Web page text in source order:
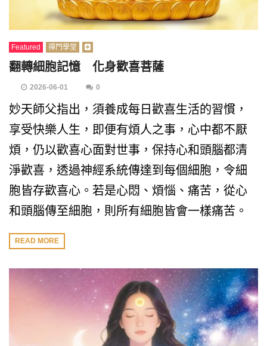
Featured 禪門學堂
翻轉細胞記憶 化身歡喜菩薩
2026-06-01 0
妙天師父指出，須養成每日歡喜生活的習慣，
享受快樂人生，即便有煩人之事，心中都不厭
煩，仍以歡喜心面對世事，保持心和頭腦都清
淨歡喜，透過神經系統傳達到每個細胞，令細
胞皆存歡喜心。若是心悶、煩惱、痛苦，從心
和頭腦傳至細胞，則所有細胞皆會一樣痛苦。
READ MORE